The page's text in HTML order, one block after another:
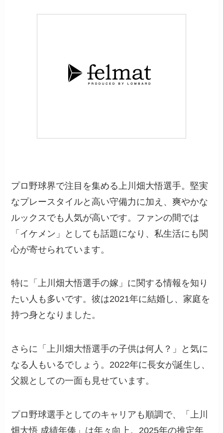
プロ野球界で注目を集める上川畑大悟選手。堅実
なプレースタイルと高い守備力に加え、爽やかな
ルックスでも人気が高いです。ファンの間では
「イケメン」としても話題になり、私生活にも関
心が寄せられています。
特に「上川畑大悟選手の嫁」に関する情報を知り
たい人も多いです。彼は2021年に結婚し、家庭を
持つ身となりました。
さらに「上川畑大悟選手の子供は何人？」と気に
なる人もいるでしょう。2022年に長女が誕生し、
父親としての一面も見せています。
プロ野球選手としてのキャリアも順調で、「上川
畑大悟 成績年俸」は年々向上。2025年の推定年